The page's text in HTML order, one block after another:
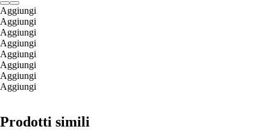
Aggiungi
Aggiungi
Aggiungi
Aggiungi
Aggiungi
Aggiungi
Aggiungi
Aggiungi
Prodotti simili